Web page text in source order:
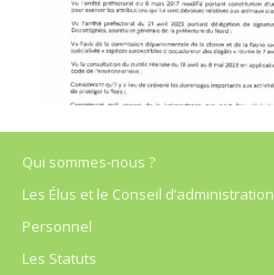
Qui sommes-nous ?
Les Élus et le Conseil d’administration
Personnel
Les Statuts